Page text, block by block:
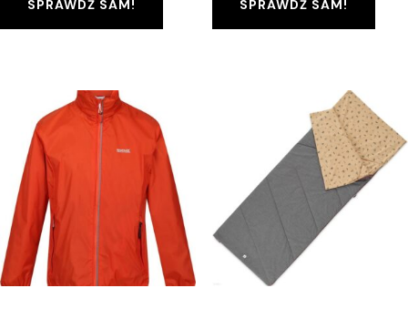
SPRAWDŹ SAM! SPRAWDŹ SAM!